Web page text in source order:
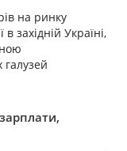
на ринку
західній Україні,
задоволення
Тому